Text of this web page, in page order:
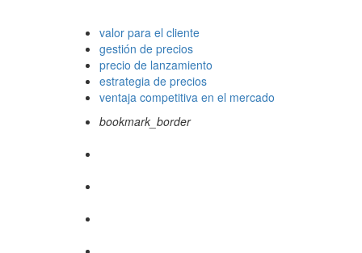
valor para el cliente
gestión de precios
precio de lanzamiento
estrategia de precios
ventaja competitiva en el mercado
bookmark_border